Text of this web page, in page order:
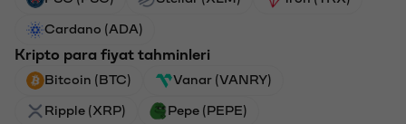
Cardano (ADA)
Kripto para fiyat tahminleri
Bitcoin (BTC) Vanar (VANRY)
Ripple (XRP) Pepe (PEPE)